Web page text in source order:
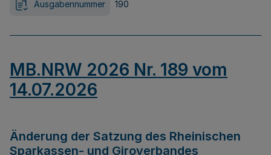
Ausgabennummer 190
MB.NRW 2026 Nr. 189 vom
14.07.2026
Änderung der Satzung des Rheinischen
Sparkassen- und Giroverbandes